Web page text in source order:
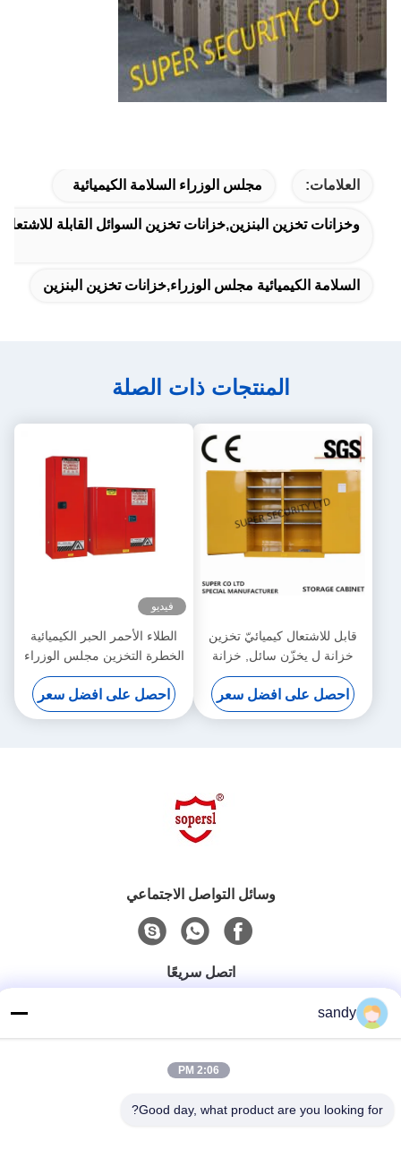
العلامات: مجلس الوزراء السلامة الكيميائية
وخزانات تخزين البنزين,خزانات تخزين السوائل القابلة للاشتعال
السلامة الكيميائية مجلس الوزراء,خزانات تخزين البنزين
المنتجات ذات الصلة
قابل للاشتعال كيميائيّ تخزين
خزانة ل يخزّن سائل, خزانة
خطر
احصل على افضل سعر
فيديو
الطلاء الأحمر الحبر الكيميائية
الخطرة التخزين مجلس الوزراء
لتخزين الطلاء، الحبر
احصل على افضل سعر
وسائل التواصل الاجتماعي
اتصل سريعًا
هاتف
86-510-88784568
sandy
2:06 PM
Good day, what product are you looking for?